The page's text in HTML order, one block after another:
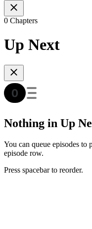
0 Chapters
Up Next
Nothing in Up
You can queue episodes to
episode row.
Press spacebar to reorder.